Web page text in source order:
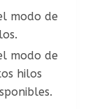
modo de
modo de
hilos